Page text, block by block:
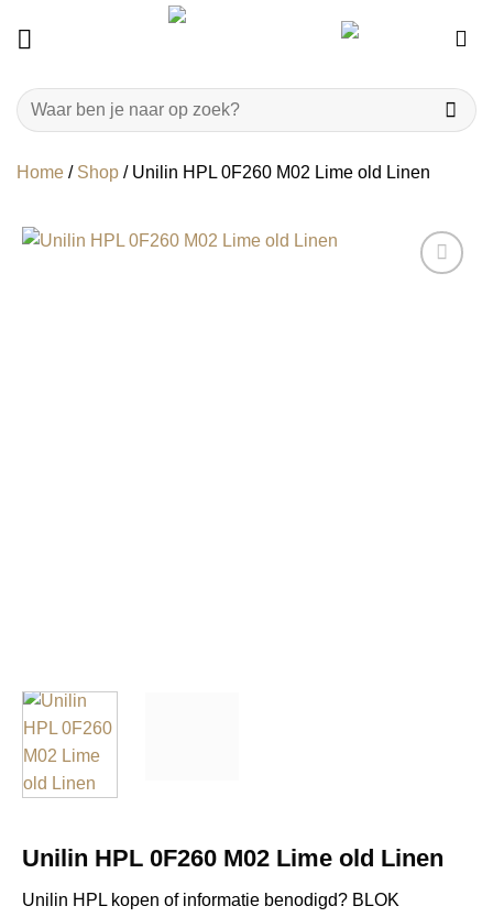
Zoeken
naar:
Home / Shop / Unilin HPL 0F260 M02 Lime old Linen
Unilin HPL 0F260 M02 Lime old Linen
Unilin HPL kopen of informatie benodigd? BLOK